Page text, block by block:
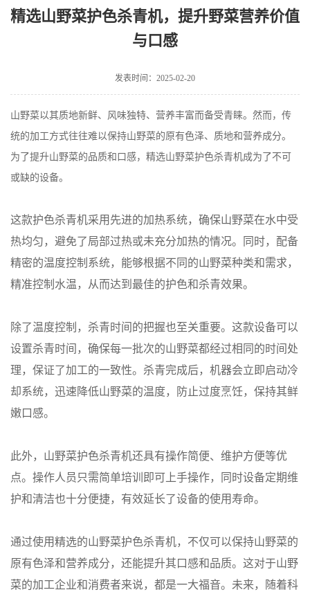
精选山野菜护色杀青机，提升野菜营养价值
与口感
发表时间：2025-02-20
山野菜以其质地新鲜、风味独特、营养丰富而备受青睐。然而，传
统的加工方式往往难以保持山野菜的原有色泽、质地和营养成分。
为了提升山野菜的品质和口感，精选山野菜护色杀青机成为了不可
或缺的设备。
这款护色杀青机采用先进的加热系统，确保山野菜在水中受
热均匀，避免了局部过热或未充分加热的情况。同时，配备
精密的温度控制系统，能够根据不同的山野菜种类和需求，
精准控制水温，从而达到最佳的护色和杀青效果。
除了温度控制，杀青时间的把握也至关重要。这款设备可以
设置杀青时间，确保每一批次的山野菜都经过相同的时间处
理，保证了加工的一致性。杀青完成后，机器会立即启动冷
却系统，迅速降低山野菜的温度，防止过度烹饪，保持其鲜
嫩口感。
此外，山野菜护色杀青机还具有操作简便、维护方便等优
点。操作人员只需简单培训即可上手操作，同时设备定期维
护和清洁也十分便捷，有效延长了设备的使用寿命。
通过使用精选的山野菜护色杀青机，不仅可以保持山野菜的
原有色泽和营养成分，还能提升其口感和品质。这对于山野
菜的加工企业和消费者来说，都是一大福音。未来，随着科